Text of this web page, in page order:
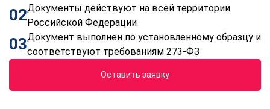
02Документы действуют на всей территории
Российской Федерации
03Документ выполнен по установленному образцу и
соответствуют требованиям 273-ФЗ
Оставить заявку